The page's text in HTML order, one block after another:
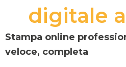
digitale
Stampa online
veloce, completa